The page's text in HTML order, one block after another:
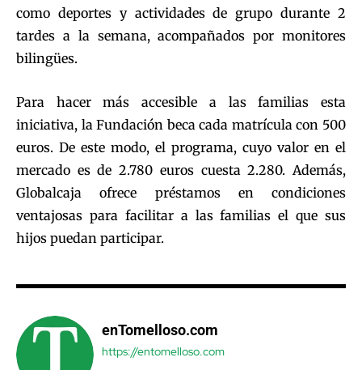
como deportes y actividades de grupo durante 2
tardes a la semana, acompañados por monitores
bilingües.
Para hacer más accesible a las familias esta
iniciativa, la Fundación beca cada matrícula con 500
euros. De este modo, el programa, cuyo valor en el
mercado es de 2.780 euros cuesta 2.280. Además,
Globalcaja ofrece préstamos en condiciones
ventajosas para facilitar a las familias el que sus
hijos puedan participar.
enTomelloso.com
https://entomelloso.com